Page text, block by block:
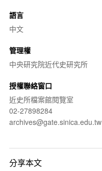
語言
中文
管理權
中央研究院近代史研究所
授權聯絡窗口
近史所檔案館閱覽室
02-27898284
archives@gate.sinica.edu.tw
分享本文